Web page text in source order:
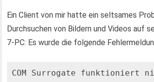
Ein Client von mir hatte ein seltsames
Durchsuchen von Bildern und Videos auf
7-PC: Es wurde die folgende
COM Surrogate funktioniert